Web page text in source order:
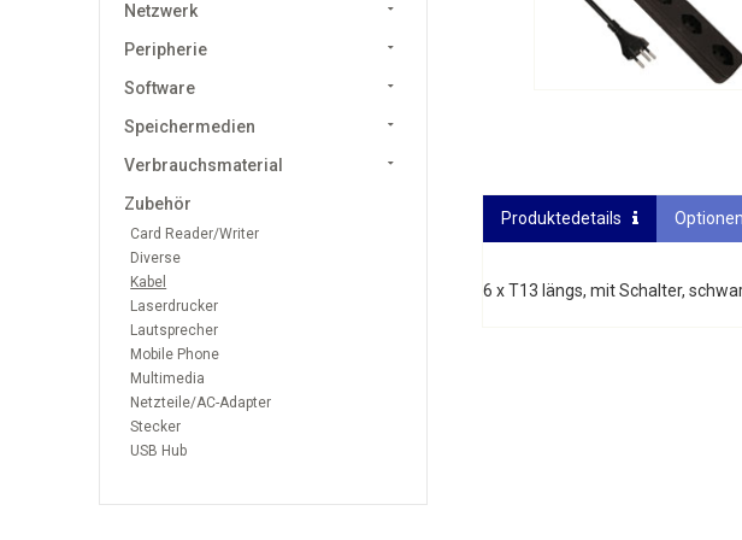
Netzwerk
Peripherie
Software
Speichermedien
Verbrauchsmaterial
Zubehör
Card Reader/Writer
Diverse
Kabel
Laserdrucker
Lautsprecher
Mobile Phone
Multimedia
Netzteile/AC-Adapter
Stecker
USB Hub
Produktedetails
6 x T13 längs, mit Schalter,